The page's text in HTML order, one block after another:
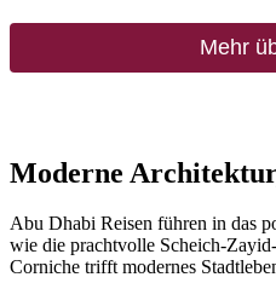
Mehr
Moderne
Abu Dhabi Reisen führen in das
wie die prachtvolle Scheich-
Corniche trifft modernes